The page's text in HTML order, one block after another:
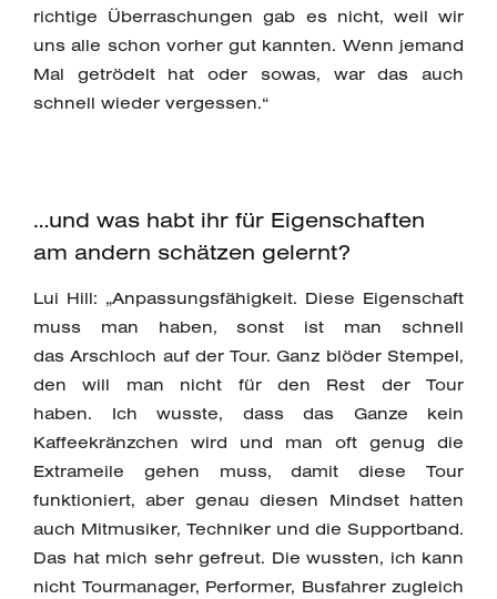
richtige Überraschungen gab es nicht, weil wir
uns alle schon vorher gut kannten. Wenn jemand
Mal getrödelt hat oder sowas, war das auch
schnell wieder vergessen.“
…und was habt ihr für Eigenschaften
am andern schätzen gelernt?
Lui Hill: „Anpassungsfähigkeit. Diese Eigenschaft
muss man haben, sonst ist man schnell
das Arschloch auf der Tour. Ganz blöder Stempel,
den will man nicht für den Rest der Tour
haben. Ich wusste, dass das Ganze kein
Kaffeekränzchen wird und man oft genug die
Extrameile gehen muss, damit diese Tour
funktioniert, aber genau diesen Mindset hatten
auch Mitmusiker, Techniker und die Supportband.
Das hat mich sehr gefreut. Die wussten, ich kann
nicht Tourmanager, Performer, Busfahrer zugleich